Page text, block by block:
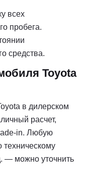
всех
пробега.
средства.
Toyota
в дилерском
расчет,
in. Любую
— можно уточнить